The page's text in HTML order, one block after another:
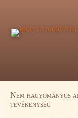
Nem hagyományos
tevékenység